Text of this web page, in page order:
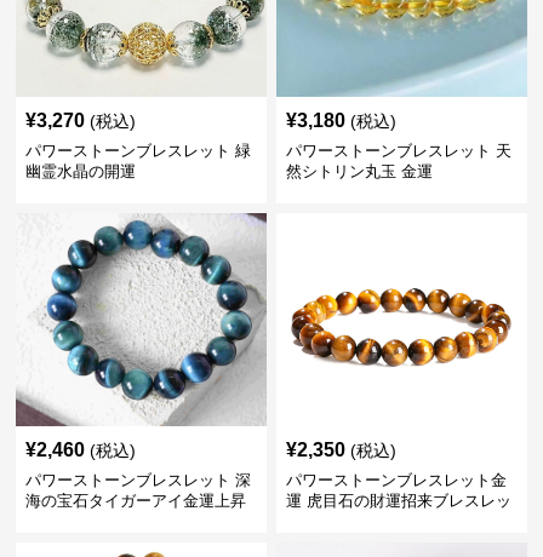
¥3,270 (税込)
パワーストーンブレスレット 緑
幽霊水晶の開運
¥3,180 (税込)
パワーストーンブレスレット 天
然シトリン丸玉 金運
¥2,460 (税込)
パワーストーンブレスレット 深
海の宝石タイガーアイ金運上昇
¥2,350 (税込)
パワーストーンブレスレット金
運 虎目石の財運招来ブレスレッ